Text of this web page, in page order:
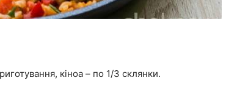
кіноа – по 1/3 склянки.